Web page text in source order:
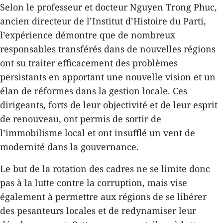
Selon le professeur et docteur Nguyen Trong Phuc,
ancien directeur de l’Institut d’Histoire du Parti,
l’expérience démontre que de nombreux
responsables transférés dans de nouvelles régions
ont su traiter efficacement des problèmes
persistants en apportant une nouvelle vision et un
élan de réformes dans la gestion locale. Ces
dirigeants, forts de leur objectivité et de leur esprit
de renouveau, ont permis de sortir de
l’immobilisme local et ont insufflé un vent de
modernité dans la gouvernance.
Le but de la rotation des cadres ne se limite donc
pas à la lutte contre la corruption, mais vise
également à permettre aux régions de se libérer
des pesanteurs locales et de redynamiser leur